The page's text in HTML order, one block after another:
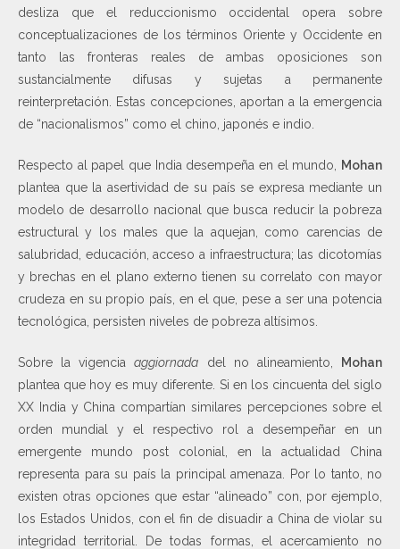
desliza que el reduccionismo occidental opera sobre
conceptualizaciones de los términos Oriente y Occidente en
tanto las fronteras reales de ambas oposiciones son
sustancialmente difusas y sujetas a permanente
reinterpretación. Estas concepciones, aportan a la emergencia
de “nacionalismos” como el chino, japonés e indio.
Respecto al papel que India desempeña en el mundo,
Mohan
plantea que la asertividad de su país se expresa mediante un
modelo de desarrollo nacional que busca reducir la pobreza
estructural y los males que la aquejan, como carencias de
salubridad, educación, acceso a infraestructura; las dicotomías
y brechas en el plano externo tienen su correlato con mayor
crudeza en su propio país, en el que, pese a ser una potencia
tecnológica, persisten niveles de pobreza altísimos.
Sobre la vigenciaaggiornada del no alineamiento,
Mohan
plantea que hoy es muy diferente. Si en los cincuenta del siglo
XX India y China compartían similares percepciones sobre el
orden mundial y el respectivo rol a desempeñar en un
emergente mundo post colonial, en la actualidad China
representa para su país la principal amenaza. Por lo tanto, no
existen otras opciones que estar “alineado” con, por ejemplo,
los Estados Unidos, con el fin de disuadir a China de violar su
integridad territorial. De todas formas, el acercamiento no